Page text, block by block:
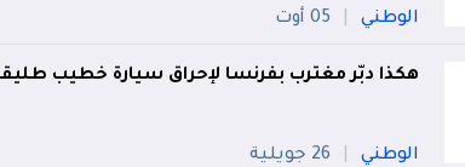
الوطني 05 أوت
هكذا دبّر مغترب بفرنسا لإحراق سيارة خطيب
الوطني 26 جويلية